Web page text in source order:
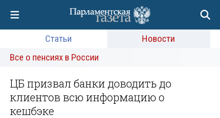
Статьи
Новости
Все о пенсиях в России
ЦБ призвал банки доводить до
клиентов всю информацию о
кешбэке